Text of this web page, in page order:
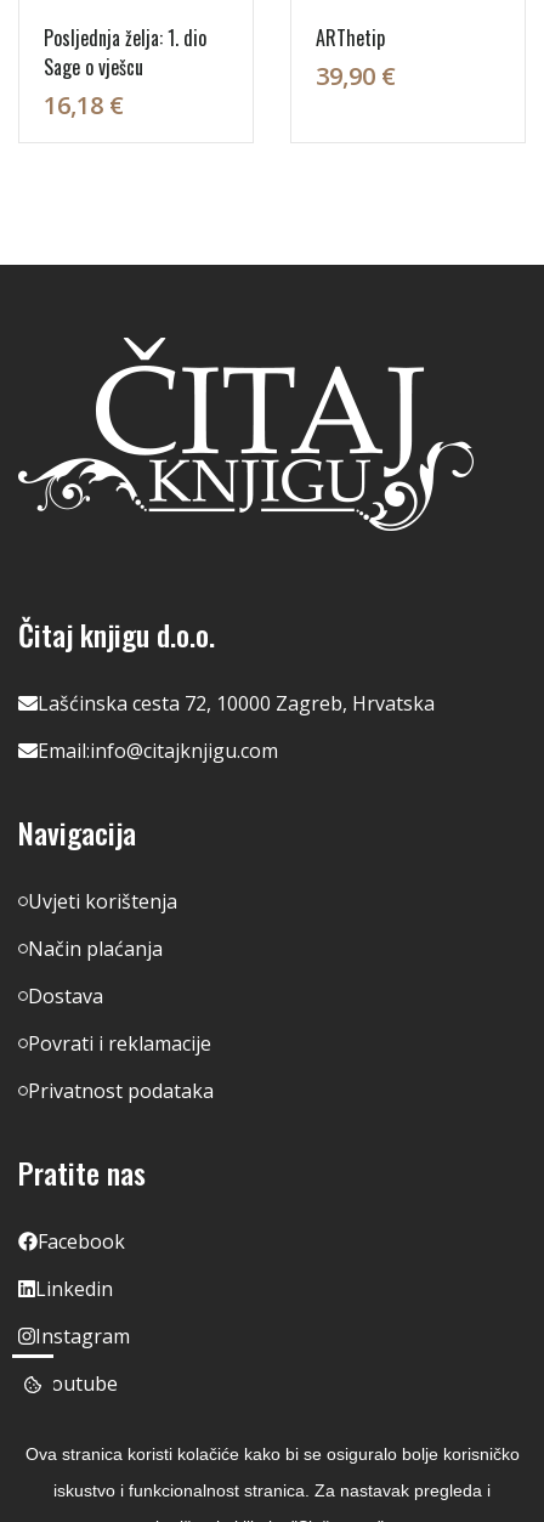
Posljednja želja: 1. dio
Sage o vješcu
16,18 €
ARThetip
39,90 €
Čitaj knjigu d.o.o.
Lašćinska cesta 72, 10000 Zagreb, Hrvatska
Email:info@citajknjigu.com
Navigacija
Uvjeti korištenja
Način plaćanja
Dostava
Povrati i reklamacije
Privatnost podataka
Pratite nas
Facebook
Linkedin
Instagram
Youtube
Ova stranica koristi kolačiće kako bi se osiguralo bolje korisničko
iskustvo i funkcionalnost stranica. Za nastavak pregleda i